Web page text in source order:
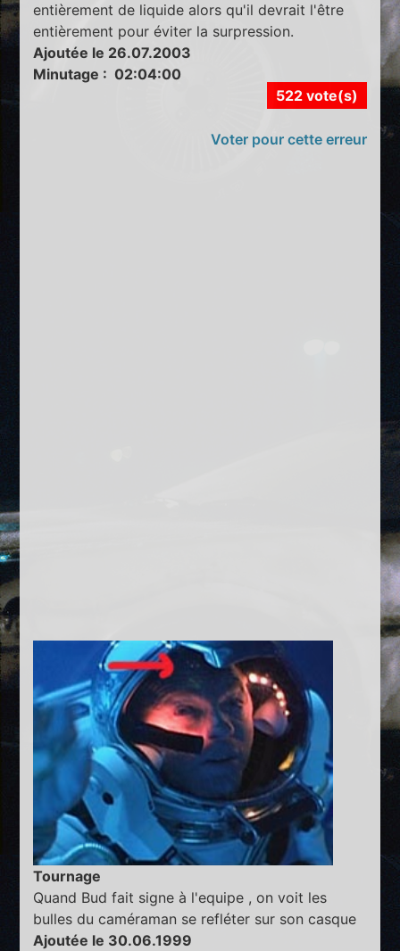
entièrement de liquide alors qu'il devrait l'être
entièrement pour éviter la surpression.
Ajoutée le 26.07.2003
Minutage : 02:04:00
522 vote(s)
Voter pour cette erreur
Tournage
Quand Bud fait signe à l'equipe , on voit les
bulles du caméraman se refléter sur son casque
Ajoutée le 30.06.1999